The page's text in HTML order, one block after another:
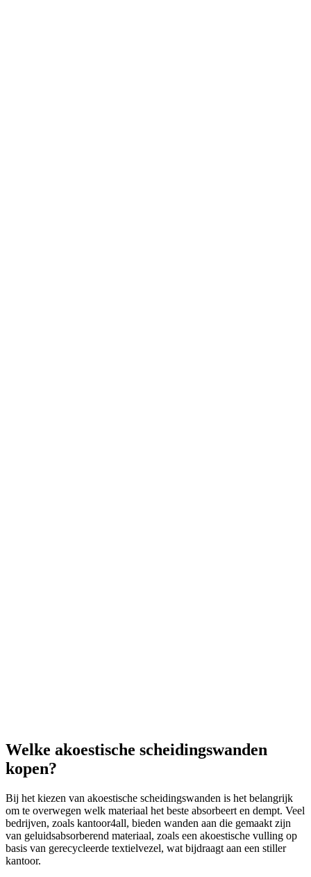
Welke akoestische scheidingswanden
kopen?
Bij het kiezen van akoestische scheidingswanden is het belangrijk
om te overwegen welk materiaal het beste absorbeert en dempt. Veel
bedrijven, zoals kantoor4all, bieden wanden aan die gemaakt zijn
van geluidsabsorberend materiaal, zoals een akoestische vulling op
basis van gerecycleerde textielvezel, wat bijdraagt aan een stiller
kantoor.